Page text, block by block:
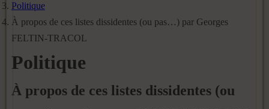
Politique
À propos de ces listes dissidentes (ou pas…) par Georges
FELTIN-TRACOL
Politique
À propos de ces listes dissidentes (ou